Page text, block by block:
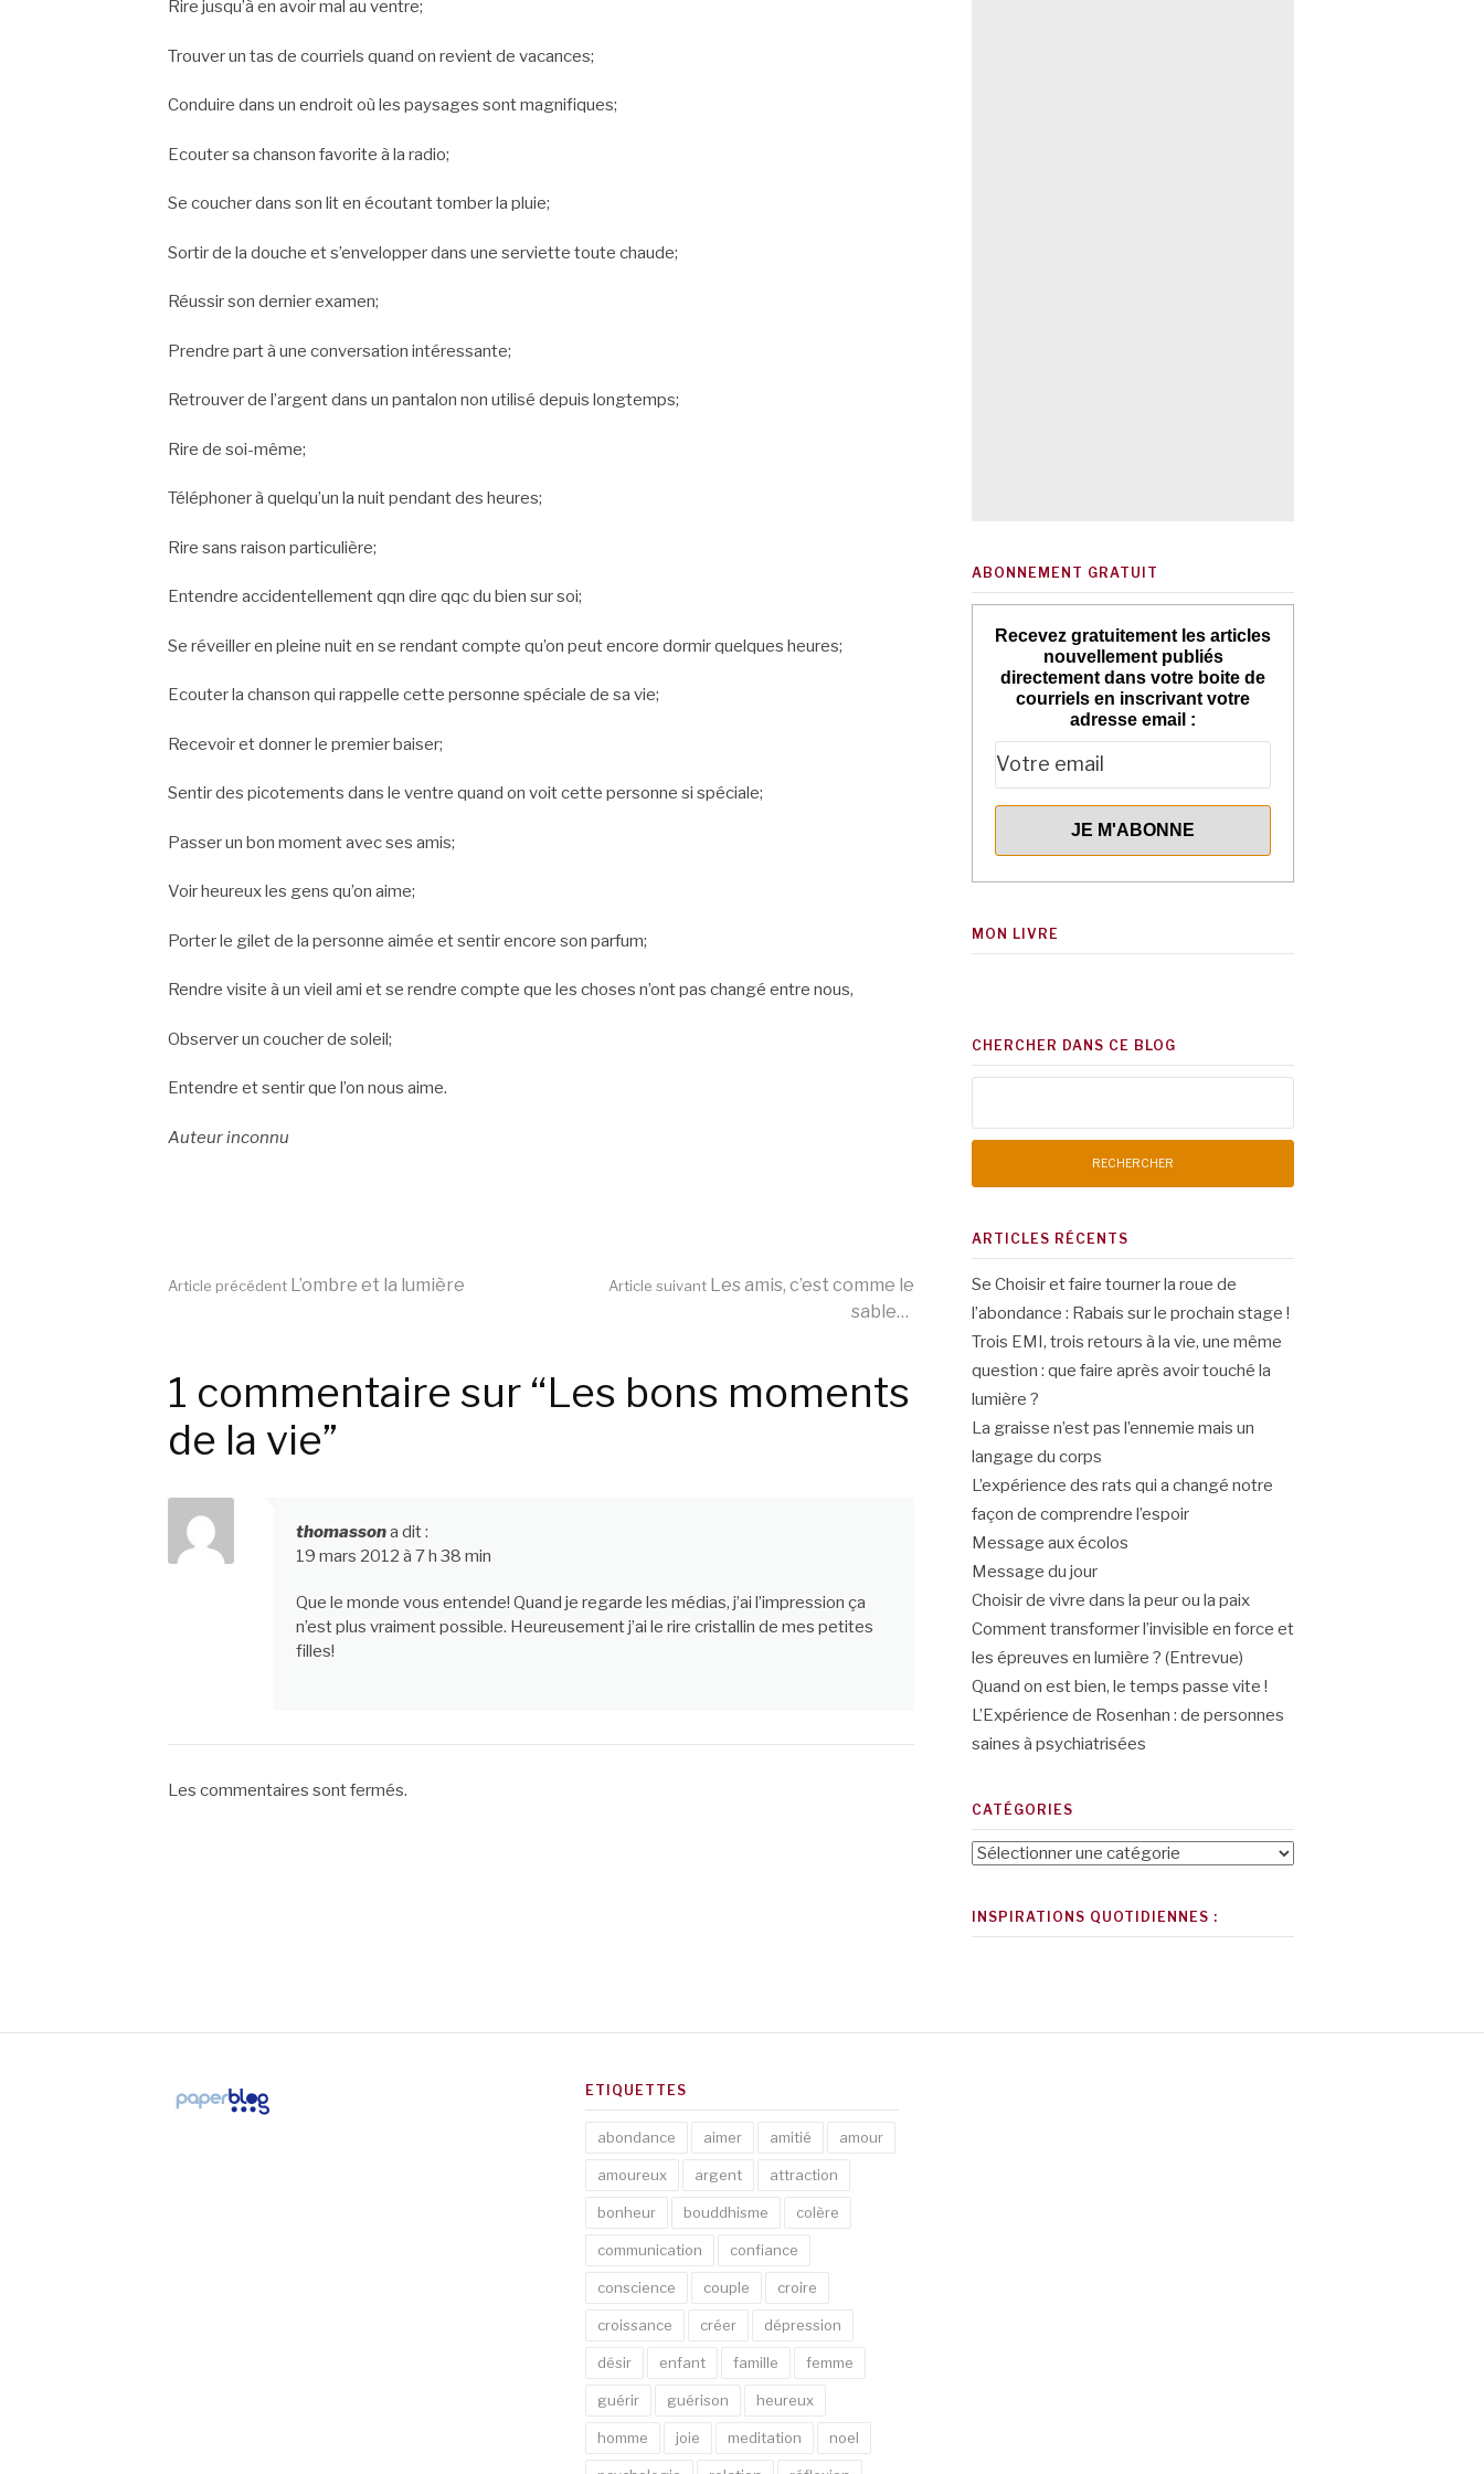
Rire jusqu’à en avoir mal au ventre;
Trouver un tas de courriels quand on revient de vacances;
Conduire dans un endroit où les paysages sont magnifiques;
Ecouter sa chanson favorite à la radio;
Se coucher dans son lit en écoutant tomber la pluie;
Sortir de la douche et s’envelopper dans une serviette toute chaude;
Réussir son dernier examen;
Prendre part à une conversation intéressante;
Retrouver de l’argent dans un pantalon non utilisé depuis longtemps;
Rire de soi-même;
Téléphoner à quelqu’un la nuit pendant des heures;
Rire sans raison particulière;
Entendre accidentellement qqn dire qqc du bien sur soi;
Se réveiller en pleine nuit en se rendant compte qu’on peut encore dormir quelques heures;
Ecouter la chanson qui rappelle cette personne spéciale de sa vie;
Recevoir et donner le premier baiser;
Sentir des picotements dans le ventre quand on voit cette personne si spéciale;
Passer un bon moment avec ses amis;
Voir heureux les gens qu’on aime;
Porter le gilet de la personne aimée et sentir encore son parfum;
Rendre visite à un vieil ami et se rendre compte que les choses n’ont pas changé entre nous,
Observer un coucher de soleil;
Entendre et sentir que l’on nous aime.
Auteur inconnu
Lire
la
suite
Article précédent L’ombre et la lumière Article suivant Les amis, c’est comme le
sable…
1 commentaire sur “Les bons moments
de la vie”
thomassona dit :
19 mars 2012 à 7 h 38 min
Que le monde vous entende! Quand je regarde les médias, j’ai l’impression ça
n’est plus vraiment possible. Heureusement j’ai le rire cristallin de mes petites
filles!
Les commentaires sont fermés.
ABONNEMENT GRATUIT
Recevez gratuitement les articles
nouvellement publiés
directement dans votre boite de
courriels en inscrivant votre
adresse email :
MON LIVRE
CHERCHER DANS CE BLOG
ARTICLES RÉCENTS
Se Choisir et faire tourner la roue de
l’abondance : Rabais sur le prochain stage !
Trois EMI, trois retours à la vie, une même
question : que faire après avoir touché la
lumière ?
La graisse n’est pas l’ennemie mais un
langage du corps
L’expérience des rats qui a changé notre
façon de comprendre l’espoir
Message aux écolos
Message du jour
Choisir de vivre dans la peur ou la paix
Comment transformer l’invisible en force et
les épreuves en lumière ? (Entrevue)
Quand on est bien, le temps passe vite !
L’Expérience de Rosenhan : de personnes
saines à psychiatrisées
CATÉGORIES
Catégories
INSPIRATIONS QUOTIDIENNES :
ETIQUETTES
abondance aimer amitié amour
amoureux argent attraction
bonheur bouddhisme colère
communication confiance
conscience couple croire
croissance créer dépression
désir enfant famille femme
guérir guérison heureux
homme joie meditation noel